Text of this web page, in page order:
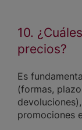
10.
precios?
Es
(formas,
devoluciones),
promociones